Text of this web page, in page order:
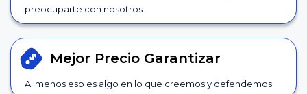
preocuparte con nosotros.
Mejor Precio Garantizar
Al menos eso es algo en lo que creemos y defendemos.